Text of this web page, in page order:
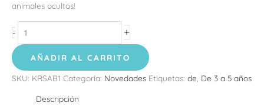
animales ocultos!
- +
AÑADIR AL CARRITO
SKU: KRSAB1 Categoría: Novedades Etiquetas: de, De 3 a 5 años
Descripción